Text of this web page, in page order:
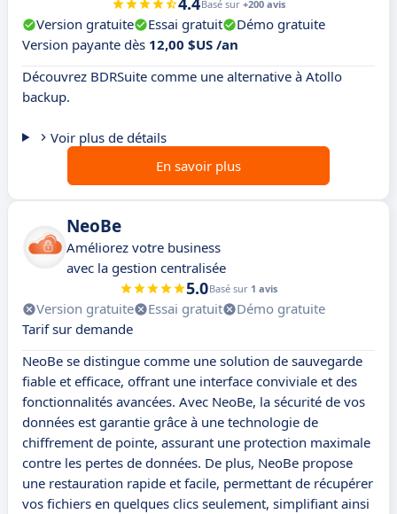
Basé sur +200 avis
Version gratuite Essai gratuit
Démo gratuite
Version payante dès 12,00 $US /an
Découvrez BDRSuite comme une alternative à Atollo
backup.
Voir plus de détails
En savoir plus
NeoBe
Améliorez votre business
avec la gestion centralisée
5.0Basé sur 1 avis
Version gratuite Essai gratuit
Démo gratuite
Tarif sur demande
NeoBe se distingue comme une solution de sauvegarde
fiable et efficace, offrant une interface conviviale et des
fonctionnalités avancées. Avec NeoBe, la sécurité de vos
données est garantie grâce à une technologie de
chiffrement de pointe, assurant une protection maximale
contre les pertes de données. De plus, NeoBe propose
une restauration rapide et facile, permettant de récupérer
vos fichiers en quelques clics seulement, simplifiant ainsi